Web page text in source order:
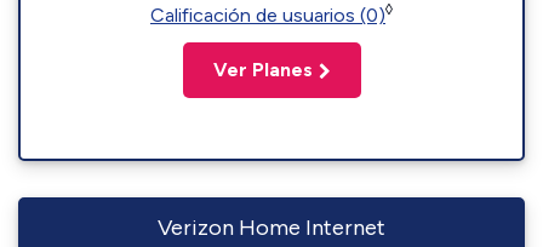
Calificación de usuarios (0)◊
Ver Planes
Verizon Home Internet